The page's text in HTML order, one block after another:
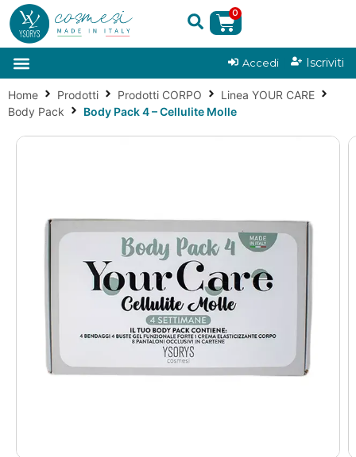
0
Accedi Iscriviti
Home Prodotti Prodotti CORPO
Linea YOUR CARE
Body Pack
Body Pack 4 – Cellulite Molle